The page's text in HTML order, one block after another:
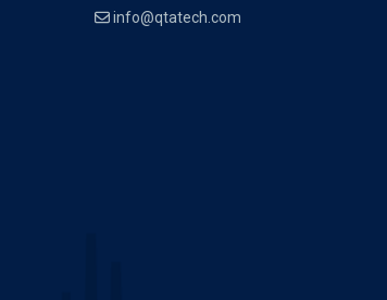
info@qtatech.com